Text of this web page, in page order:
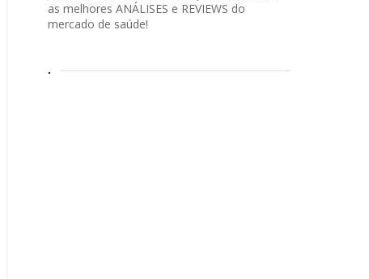
as melhores ANÁLISES e REVIEWS do
mercado de saúde!
.